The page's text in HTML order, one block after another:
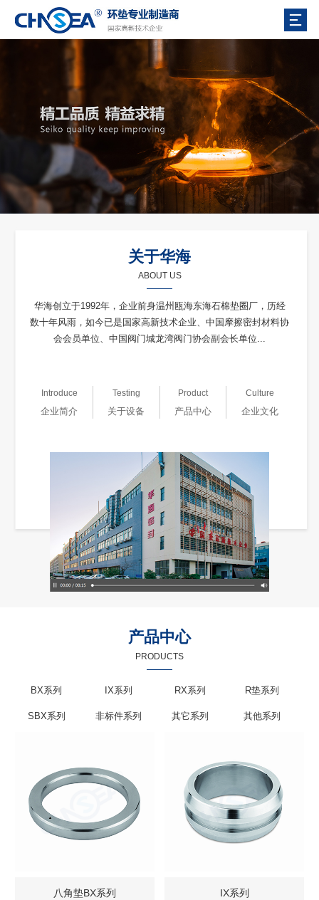
关于华海
ABOUT US
华海创立于1992年，企业前身温州瓯海东海石棉垫圈厂，历经
数十年风雨，如今已是国家高新技术企业、中国摩擦密封材料协
会会员单位、中国阀门城龙湾阀门协会副会长单位...
Introduce
企业简介
Testing
关于设备
Product
产品中心
Culture
企业文化
产品中心
PRODUCTS
BX系列 IX系列 RX系列 R垫系列
SBX系列 非标件系列 其它系列 其他系列
八角垫BX系列 IX系列